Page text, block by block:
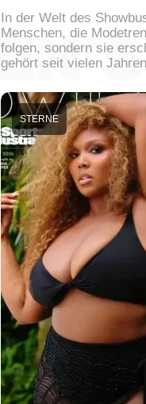
In der Welt des
Menschen, die
folgen, sondern sie
gehört seit vielen
STERNE